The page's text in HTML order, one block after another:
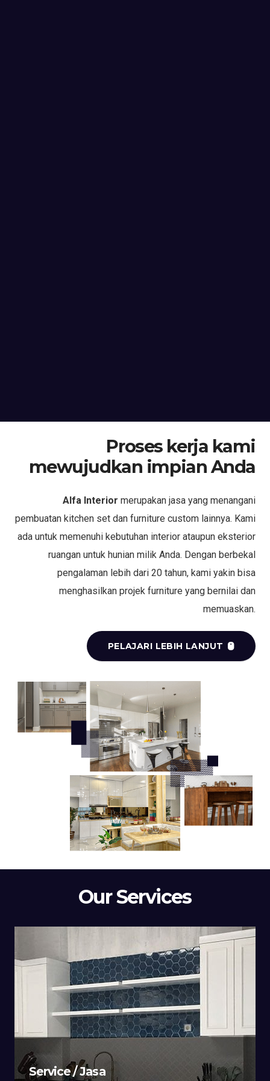
Proses kerja kami
mewujudkan impian Anda
Alfa Interior merupakan jasa yang menangani
pembuatan kitchen set dan furniture custom lainnya. Kami
ada untuk memenuhi kebutuhan interior ataupun eksterior
ruangan untuk hunian milik Anda. Dengan berbekal
pengalaman lebih dari 20 tahun, kami yakin bisa
menghasilkan projek furniture yang bernilai dan
memuaskan.
PELAJARI LEBIH LANJUT
Our Services
Service / Jasa